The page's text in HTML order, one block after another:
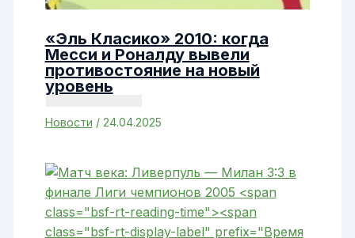
«Эль Класико» 2010: когда
Месси и Роналду вывели
противостояние на новый
уровень
Новости / 24.04.2025